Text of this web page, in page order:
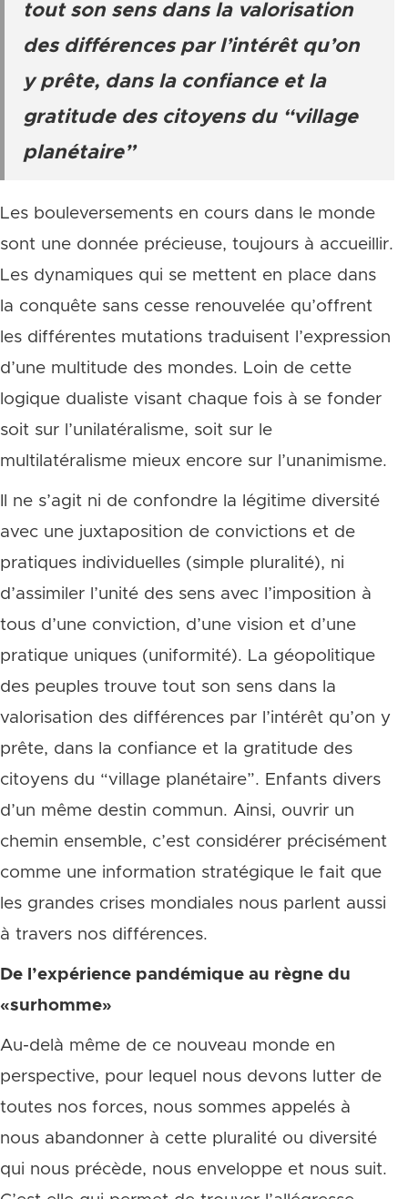
tout son sens dans la valorisation
des différences par l’intérêt qu’on
y prête, dans la confiance et la
gratitude des citoyens du “village
planétaire”
Les bouleversements en cours dans le monde
sont une donnée précieuse, toujours à accueillir.
Les dynamiques qui se mettent en place dans
la conquête sans cesse renouvelée qu’offrent
les différentes mutations traduisent l’expression
d’une multitude des mondes. Loin de cette
logique dualiste visant chaque fois à se fonder
soit sur l’unilatéralisme, soit sur le
multilatéralisme mieux encore sur l’unanimisme.
Il ne s’agit ni de confondre la légitime diversité
avec une juxtaposition de convictions et de
pratiques individuelles (simple pluralité), ni
d’assimiler l’unité des sens avec l’imposition à
tous d’une conviction, d’une vision et d’une
pratique uniques (uniformité). La géopolitique
des peuples trouve tout son sens dans la
valorisation des différences par l’intérêt qu’on y
prête, dans la confiance et la gratitude des
citoyens du “village planétaire”. Enfants divers
d’un même destin commun. Ainsi, ouvrir un
chemin ensemble, c’est considérer précisément
comme une information stratégique le fait que
les grandes crises mondiales nous parlent aussi
à travers nos différences.
De l’expérience pandémique au règne du
«surhomme»
Au-delà même de ce nouveau monde en
perspective, pour lequel nous devons lutter de
toutes nos forces, nous sommes appelés à
nous abandonner à cette pluralité ou diversité
qui nous précède, nous enveloppe et nous suit.